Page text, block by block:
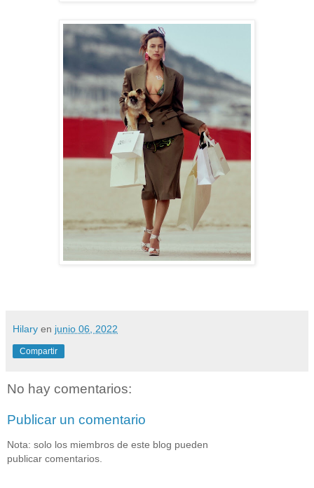
Hilary en junio 06, 2022
Compartir
No hay comentarios:
Publicar un comentario
Nota: solo los miembros de este blog pueden
publicar comentarios.